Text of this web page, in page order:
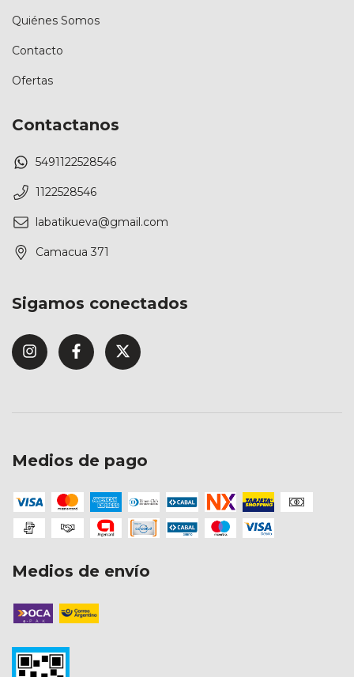
Quiénes Somos
Contacto
Ofertas
Contactanos
5491122528546
1122528546
labatikueva@gmail.com
Camacua 371
Sigamos conectados
Medios de pago
Medios de envío